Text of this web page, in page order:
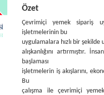
Özet
Çevrimiçi yemek sipariş
işletmelerinin bu
uygulamalara hızlı bir şekilde
alışkanlığını artırmıştır.
başlaması
işletmelerin iş akışlarını,
Bu
çalışma ile çevrimiçi